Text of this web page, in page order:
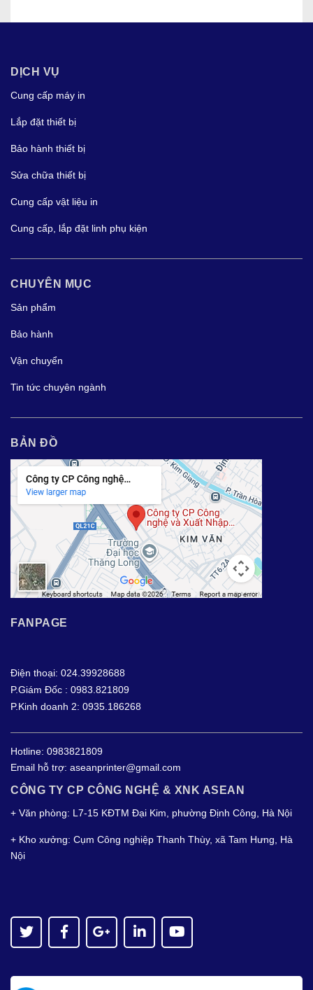
DỊCH VỤ
Cung cấp máy in
Lắp đặt thiết bị
Bảo hành thiết bị
Sửa chữa thiết bị
Cung cấp vật liệu in
Cung cấp, lắp đặt linh phụ kiện
CHUYÊN MỤC
Sản phẩm
Bảo hành
Vận chuyển
Tin tức chuyên ngành
BẢN ĐỒ
FANPAGE
Điện thoại: 024.39928688
P.Giám Đốc : 0983.821809
P.Kinh doanh 2: 0935.186268
Hotline: 0983821809
Email hỗ trợ: aseanprinter@gmail.com
CÔNG TY CP CÔNG NGHỆ & XNK ASEAN
+ Văn phòng: L7-15 KĐTM Đại Kim, phường Định Công, Hà Nội
+ Kho xưởng: Cụm Công nghiệp Thanh Thùy, xã Tam Hưng, Hà
Nội